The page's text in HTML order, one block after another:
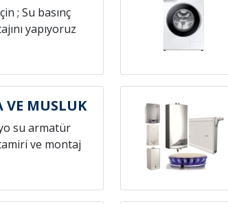
; Su basınç
yapıyoruz
VE MUSLUK
su armatür
ve montaj